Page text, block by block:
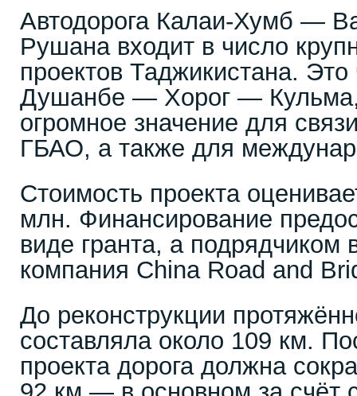
Автодорога Калаи-Хумб —
Рушана входит в число
проектов Таджикистана. Это
Душанбе — Хорог — Кульма,
огромное значение для
ГБАО, а также для
Стоимость проекта
млн. Финансирование
виде гранта, а подрядчиком
компания China Road and
До реконструкции
составляла около 109 км.
проекта дорога должна